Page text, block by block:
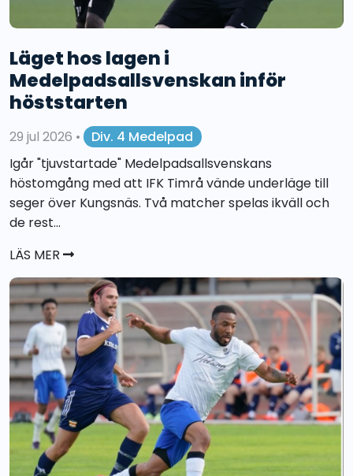
Läget hos lagen i
Medelpadsallsvenskan inför
höststarten
29 jul 2026 •
Div. 4 Medelpad
Igår "tjuvstartade" Medelpadsallsvenskans
höstomgång med att IFK Timrå vände underläge till
seger över Kungsnäs. Två matcher spelas ikväll och
de rest...
LÄS MER